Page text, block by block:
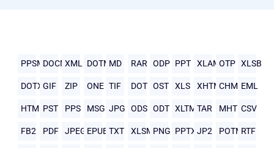
PPSMDOCMXML DOTMMD RAR ODP PPT XLAMOTP XLSB
DOTXGIF ZIP ONE TIF DOT OST XLS XHTMLCHM EML
HTMLPST PPS MSG JPG ODS ODT XLTM TAR MHTMLCSV
FB2 PDF JPEG EPUB TXT XLSMPNG PPTX JP2 POTMRTF